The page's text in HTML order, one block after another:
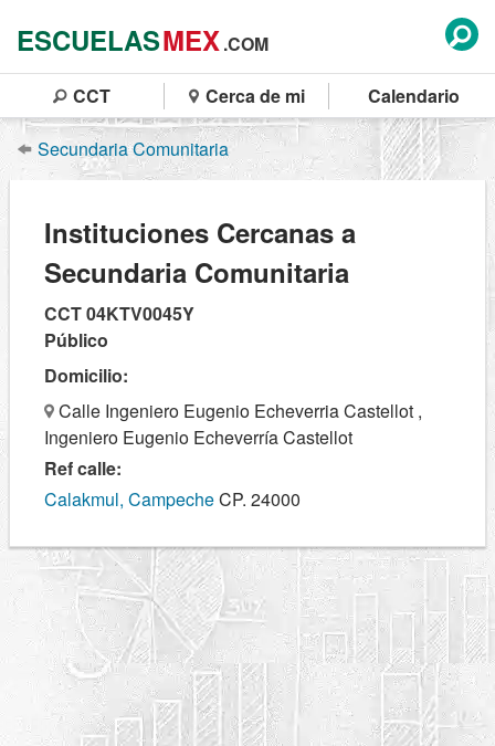
ESCUELASMEX.COM
CCT Cerca de mi Calendario
Secundaria Comunitaria
Instituciones Cercanas a
Secundaria Comunitaria
CCT 04KTV0045Y
Público
Domicilio:
Calle Ingeniero Eugenio Echeverria Castellot ,
Ingeniero Eugenio Echeverría Castellot
Ref calle:
Calakmul, CampecheCP. 24000